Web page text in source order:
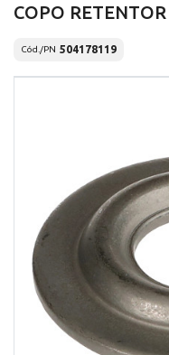
COPO
Cód./PN 504178119